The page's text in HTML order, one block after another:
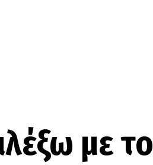
με το